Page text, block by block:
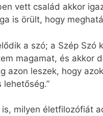
vett család akkor
is örült, hogy
a szó; a Szép Szó
magamat, és akkor
azon leszek, hogy
milyen életfilozófiát